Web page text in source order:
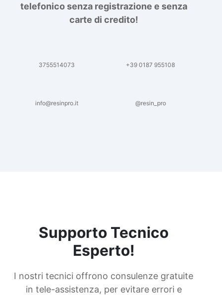
telefonico senza registrazione e senza
carte di credito!
3755514073 +39 0187 955108
info@resinpro.it @resin_pro
Supporto Tecnico
Esperto!
I nostri tecnici offrono consulenze gratuite
in tele-assistenza, per evitare errori e